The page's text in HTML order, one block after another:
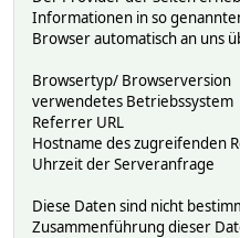
Informationen in so
Browser automatisch an uns
Browsertyp/ Browserversion
verwendetes Betriebssystem
Referrer URL
Hostname des zugreifenden
Uhrzeit der Serveranfrage
Diese Daten sind nicht
Zusammenführung dieser